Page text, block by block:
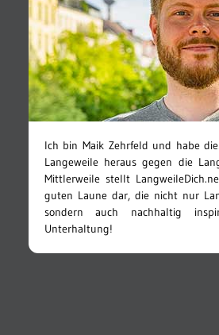
Ich bin Maik Zehrfeld und habe
Langeweile heraus gegen die
Mittlerweile stellt
guten Laune dar, die nicht nur
sondern auch nachhaltig
Unterhaltung!